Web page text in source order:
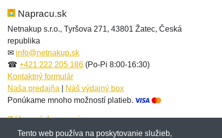
Hodnotenie:
Meno:*
E-mail:
Meno:
E-mail:*
Správa*
Napracu.sk
Netnakup s.r.o., Tyršova 271, 43801 Žatec, Česká
republika
✉ info@netnakup.sk
☎ +421 222 205 186 (Po-Pi 8:00-16:30)
Kontaktný formulár
Naša predajňa
Náš výdajný box
Ponúkame mnoho možností platieb.
Zákaznícky servis
Novinky emailom
Tento web používa na poskytovanie služieb,